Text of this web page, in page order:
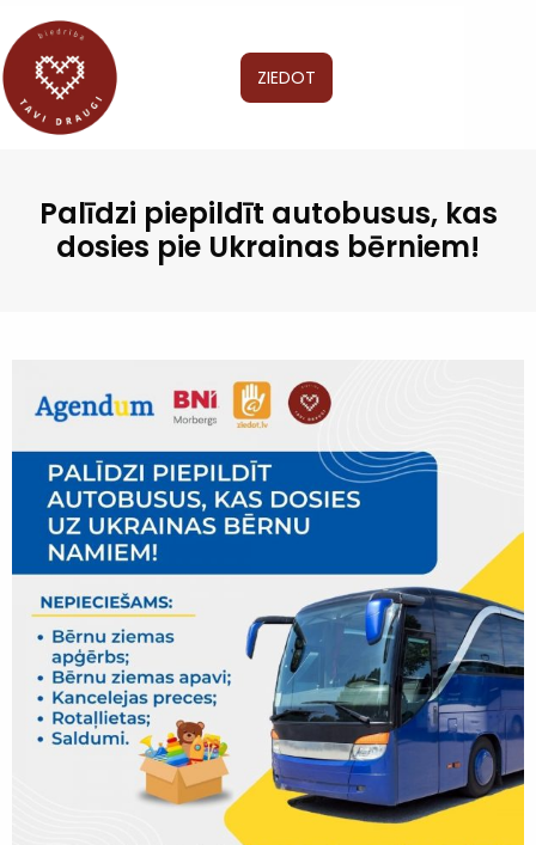
ZIEDOT
Palīdzi piepildīt autobusus, kas
dosies pie Ukrainas bērniem!